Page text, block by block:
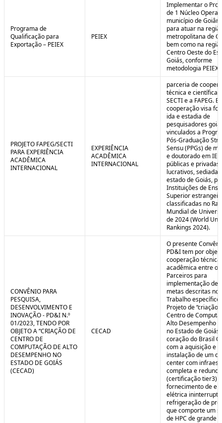
Programa de
Qualificação para
Exportação – PEIEX
PEIEX
Implementar o
de 1 Núcleo
município de
para atuar na
metropolitana de
bem como na
Centro Oeste do
Goiás, conforme
metodologia PEIEX.
PROJETO FAPEG/SECTI
PARA EXPERIÊNCIA
ACADÊMICA
INTERNACIONAL
EXPERIÊNCIA
ACADÊMICA
INTERNACIONAL
parceria de
técnica e científica
SECTI e a FAPEG.
cooperação visa
ida e estadia de
pesquisadores
vinculados a
Pós-Graduação
Sensu (PPGs) de
e doutorado em IES
públicas e privadas
lucrativos,
estado de Goiás,
Instituições de
Superior
classificadas no
Mundial de
de 2024 (World
Rankings 2024).
CONVÊNIO PARA
PESQUISA,
DESENVOLVIMENTO E
INOVAÇÃO - PD&I N.º
01/2023, TENDO POR
OBJETO A “CRIAÇÃO DE
CENTRO DE
COMPUTAÇÃO DE ALTO
DESEMPENHO NO
ESTADO DE GOIÁS
(CECAD)
CECAD
O presente
PD&I tem por
cooperação técnica
acadêmica entre os
Parceiros para
implementação de
metas descritas no
Trabalho específico
Projeto de “criação
Centro de
Alto Desempenho
no Estado de
coração do Brasil
com a aquisição e
instalação de um
center com
completa e
(certificação tier3)
fornecimento de
elétrica
refrigeração de
que comporte um
de HPC de grande